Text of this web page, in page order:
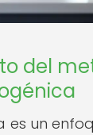
del
es un